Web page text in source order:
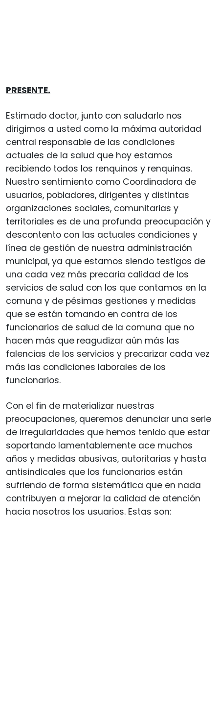
PRESENTE.
Estimado doctor, junto con saludarlo nos
dirigimos a usted como la máxima autoridad
central responsable de las condiciones
actuales de la salud que hoy estamos
recibiendo todos los renquinos y renquinas.
Nuestro sentimiento como Coordinadora de
usuarios, pobladores, dirigentes y distintas
organizaciones sociales, comunitarias y
territoriales es de una profunda preocupación y
descontento con las actuales condiciones y
línea de gestión de nuestra administración
municipal, ya que estamos siendo testigos de
una cada vez más precaria calidad de los
servicios de salud con los que contamos en la
comuna y de pésimas gestiones y medidas
que se están tomando en contra de los
funcionarios de salud de la comuna que no
hacen más que reagudizar aún más las
falencias de los servicios y precarizar cada vez
más las condiciones laborales de los
funcionarios.
Con el fin de materializar nuestras
preocupaciones, queremos denunciar una serie
de irregularidades que hemos tenido que estar
soportando lamentablemente ace muchos
años y medidas abusivas, autoritarias y hasta
antisindicales que los funcionarios están
sufriendo de forma sistemática que en nada
contribuyen a mejorar la calidad de atención
hacia nosotros los usuarios. Estas son: